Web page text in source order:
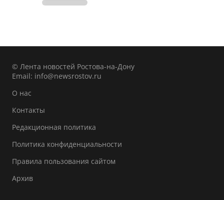
© Лента новостей Ростова-на-Дону
Email: info@newsrostov.ru
О нас
Контакты
Редакционная политика
Политика конфиденциальности
Правила пользования сайтом
Архив